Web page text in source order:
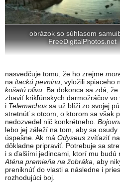
obrázok so súhlasom
FreeDigitalPhotos.net
nasvedčuje tomu, že ho zrejme
na itackú pevninu , vyložili spiaceho
košatú olivu . Ba dokonca sa zdá,
zbaviť krikľúnskych darmožráčov vo
i Telemachos sa už blíži zo svojej
stretnúť s otcom, o ktorom sa však
nedozvedel nič konkrétneho.
lebo jej záleží na tom, aby sa
úspešne. Ak má Odyseus zvíťaziť
dôkladne pripraviť. Potrebuje sa
i s ďalšími jedincami, ktorí mu budú
Aténa premieňa na žobráka , aby
preniknúť do vlasti a následne i
rozhodujúci boj.